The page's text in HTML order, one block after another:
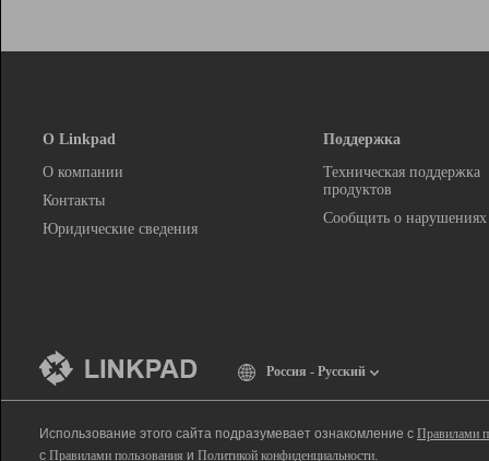
О Linkpad
О компании
Контакты
Юридические сведения
Поддержка
Техническая поддержка
продуктов
Сообщить о нарушениях
Россия - Русский
Использование этого сайта подразумевает ознакомление с Правилами
с Правилами пользования и Политикой конфиденциальности.